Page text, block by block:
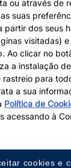
ou através de
suas
partir dos seus
visitadas)
Ao clicar no
a instalação
para
a sua
Política de
acessando à
cookies e